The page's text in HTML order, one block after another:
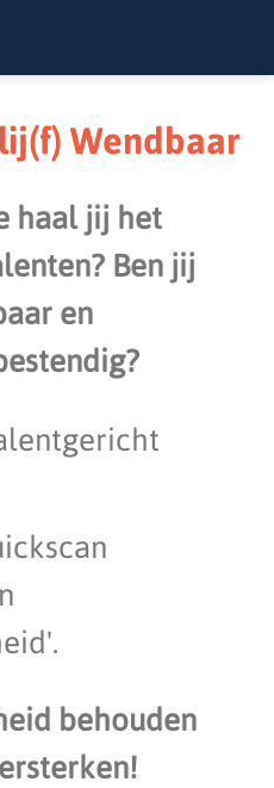
Wendbaar
haal jij het
Ben jij
en
behouden